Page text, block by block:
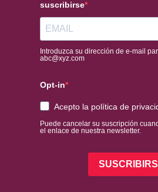
suscribirse
Introduzca su dirección de e-mail
abc@xyz.com
Opt-in
Acepto la política de
Puede cancelar su suscripción
el enlace de nuestra newsletter.